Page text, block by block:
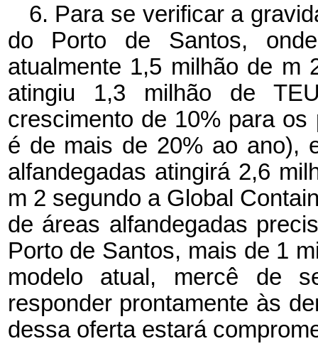
6. Para se verificar a
do Porto de Santos,
atualmente 1,5 milhão de m
atingiu 1,3 milhão de
crescimento de 10% para
é de mais de 20% ao ano),
alfandegadas atingirá 2,6
m 2 segundo a Global
de áreas alfandegadas
Porto de Santos, mais de 1
modelo atual, mercê de
responder prontamente às
dessa oferta estará